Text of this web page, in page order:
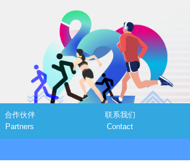
合作伙伴
Partners
联系我们
Contact